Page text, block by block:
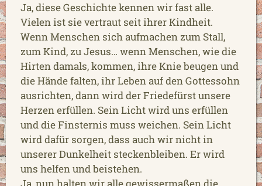
Ja, diese Geschichte kennen wir fast alle.
Vielen ist sie vertraut seit ihrer Kindheit.
Wenn Menschen sich aufmachen zum Stall,
zum Kind, zu Jesus… wenn Menschen, wie die
Hirten damals, kommen, ihre Knie beugen und
die Hände falten, ihr Leben auf den Gottessohn
ausrichten, dann wird der Friedefürst unsere
Herzen erfüllen. Sein Licht wird uns erfüllen
und die Finsternis muss weichen. Sein Licht
wird dafür sorgen, dass auch wir nicht in
unserer Dunkelheit steckenbleiben. Er wird
uns helfen und beistehen.